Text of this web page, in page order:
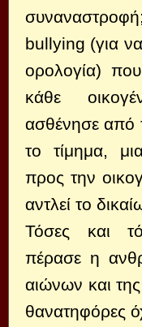
bullying (για
ορολογία)
κάθε
ασθένησε από
το τίμημα,
προς την
αντλεί το
Τόσες και
πέρασε η
αιώνων και
θανατηφόρες